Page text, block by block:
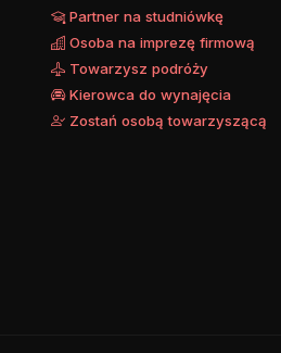
Partner na studniówkę
Osoba na imprezę firmową
Towarzysz podróży
Kierowca do wynajęcia
Zostań osobą towarzyszącą